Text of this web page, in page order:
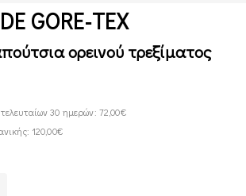
GORE-TEX
ορεινού τρεξίματος
30 ημερών: 72,00€
120,00€